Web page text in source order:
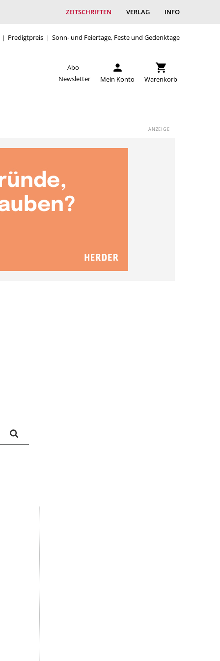
ZEITSCHRIFTEN VERLAG INFO
Predigtpreis Sonn- und Feiertage, Feste und Gedenktage
Abo
Newsletter
Mein Konto Warenkorb